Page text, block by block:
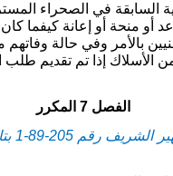
السابقة في الصحراء
أو منحة أو إعانة كيفما كان
بالأمر وفي حالة
إذا تم تقديم طلب
الفصل 7 المكرر